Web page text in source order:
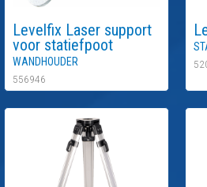
Levelfix Laser support
voor statiefpoot
Wandhouder
556946